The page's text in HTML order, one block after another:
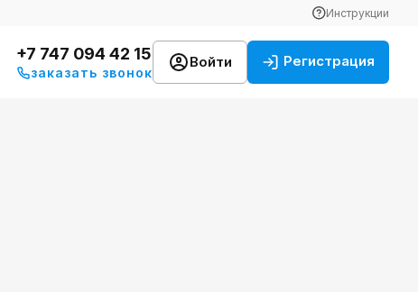
Инструкции
+7 747 094 42 15
заказать звонок
Войти Регистрация